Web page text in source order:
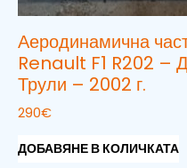
Аеродинамична
Renault F1 R202 –
Трули – 2002 г.
290€
ДОБАВЯНЕ В КОЛИЧКАТА